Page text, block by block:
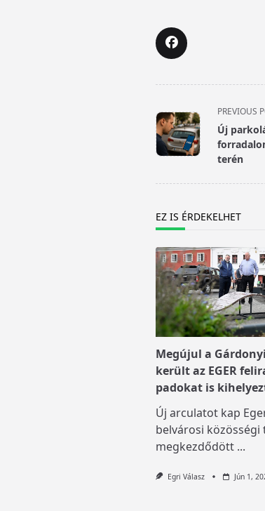
<span
class="nav-
subtitle
screen-
PREVIOUS
Új
terén
EZ IS ÉRDEKELHET
Megújul a
került az EGER
padokat is
Új arculatot kap
belvárosi közösségi
megkezdődött ...
Egri Válasz Jún 1,